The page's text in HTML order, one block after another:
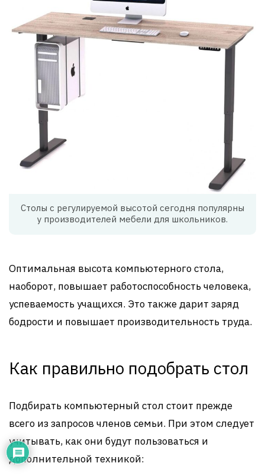
Столы с регулируемой высотой сегодня популярны
у производителей мебели для школьников.
Оптимальная высота компьютерного стола,
наоборот, повышает работоспособность человека,
успеваемость учащихся. Это также дарит заряд
бодрости и повышает производительность труда.
Как правильно подобрать стол
Подбирать компьютерный стол стоит прежде
всего из запросов членов семьи. При этом следует
учитывать, как они будут пользоваться и
дополнительной техникой: